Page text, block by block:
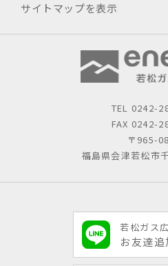
サイトマップを表示
TEL 0242-
FAX 0242-
〒965-
福島県会津若松市
若松ガス
お友達